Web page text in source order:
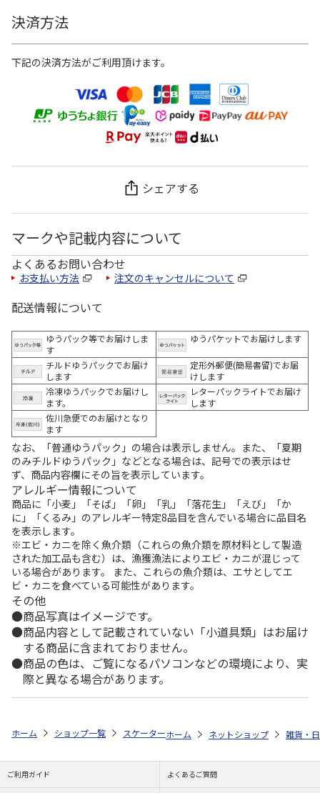
決済方法
下記の決済方法がご利用頂けます。
シェアする
マークや記載内容について
よくあるお問い合わせ
お支払い方法 注文のキャンセルについて
配送情報について
ゆうパック等でお届けしま
す
ゆうパケットでお届けします
チルドゆうパックでお届け
します
定形外郵便(簡易書留)でお届
けします
冷凍ゆうパックでお届けし
ます。
レターパックライトでお届け
します
佐川急便でのお届けとなり
ます
なお、「普通ゆうパック」の場合は表示しません。また、「夏期
のみチルドゆうパック」などとなる場合は、記号での表示はせ
ず、商品内容欄にその旨を表示しています。
アレルギー情報について
商品に「小麦」「そば」「卵」「乳」「落花生」「えび」「か
に」「くるみ」のアレルギー特定8品目を含んでいる場合に品目名
を表示します。
※エビ・カニを除く魚介類（これらの魚介類を原材料として製造
された加工品も含む）は、漁獲漁法によりエビ・カニが混じって
いる場合があります。 また、これらの魚介類は、エサとしてエ
ビ・カニを食べている可能性があります。
その他
商品写真はイメージです。
商品内容として記載されていない「小道具類」はお届け
する商品に含まれておりません。
商品の色は、ご覧になるパソコンなどの環境により、実
際と異なる場合があります。
ホーム ショップ一覧 スケーター 食洗機対応 スライド式トリオセッ
ホーム ネットショップ 雑貨・
ご利用ガイド よくあるご質問